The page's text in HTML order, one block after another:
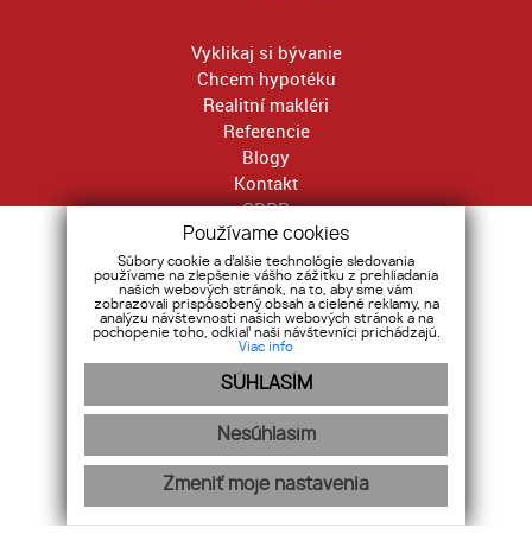
Vyklikaj si bývanie
Chcem hypotéku
Realitní makléri
Referencie
Blogy
Kontakt
GDPR
Bratislava
Trenčín
Trnava
Žilina
Ružomberok
Banská Bystrica
Poprad
Prešov
Košice
Používame cookies
Súbory cookie a ďalšie technológie sledovania
používame na zlepšenie vášho zážitku z prehliadania
našich webových stránok, na to, aby sme vám
zobrazovali prispôsobený obsah a cielené reklamy, na
analýzu návštevnosti našich webových stránok a na
pochopenie toho, odkiaľ naši návštevníci prichádzajú.
Viac info
SÚHLASÍM
Nesúhlasím
Zmeniť moje nastavenia